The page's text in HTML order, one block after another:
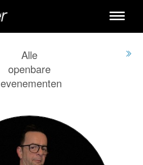
Toggle
Alle
openbare
evenementen